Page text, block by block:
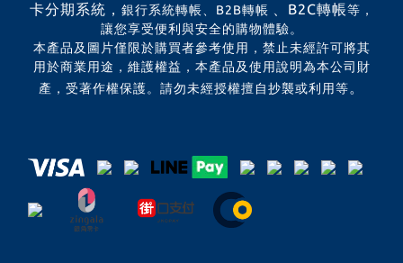
卡分期系統， 銀行系統轉帳、B2B轉帳 、B2C轉帳等，
讓您享受便利與安全的購物體驗。
本產品及圖片僅限於購買者參考使用，禁止未經許可將其
用於商業用途，維護權益，本產品及使用說明為本公司財
產，受著作權保護。請勿未經授權擅自抄襲或利用等。